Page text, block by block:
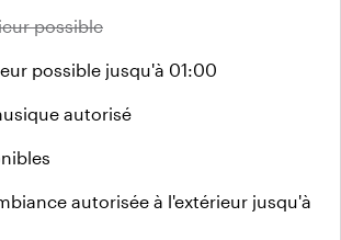
possible
possible jusqu'à 01:00
autorisé
autorisée à l'extérieur jusqu'à